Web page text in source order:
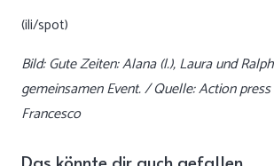
(ili/spot)
Bild: Gute Zeiten: Alana (l.), Laura und
gemeinsamen Event. / Quelle: Action
Francesco